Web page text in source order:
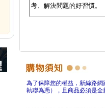
為了保障您的權益，新絲路
執聯為憑），且商品必須是全